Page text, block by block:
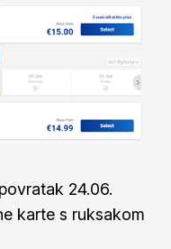
24.06.
karte s ruksakom